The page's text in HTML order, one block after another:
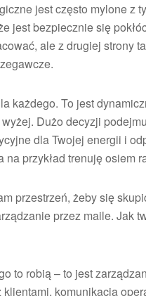
jest często mylone z
jest bezpiecznie się
ale z drugiej strony
każdego. To jest
Dużo decyzji
dla Twojej energii i
przykład trenuję osiem
przestrzeń, żeby się
przez maile. Jak
to robią – to jest
komunikacja